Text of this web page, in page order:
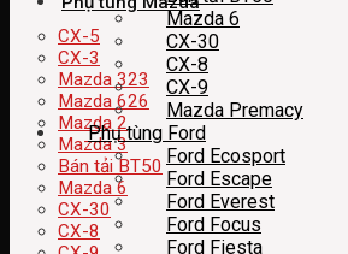
CX-5
CX-3
Mazda 323
Mazda 626
Mazda 2
Mazda 3
Bán tải BT50
Mazda 6
CX-30
CX-8
Mazda 6
CX-30
CX-8
CX-9
Mazda Premacy
Phụ tùng Ford
Ford Ecosport
Ford Escape
Ford Everest
Ford Focus
Ford Fiesta